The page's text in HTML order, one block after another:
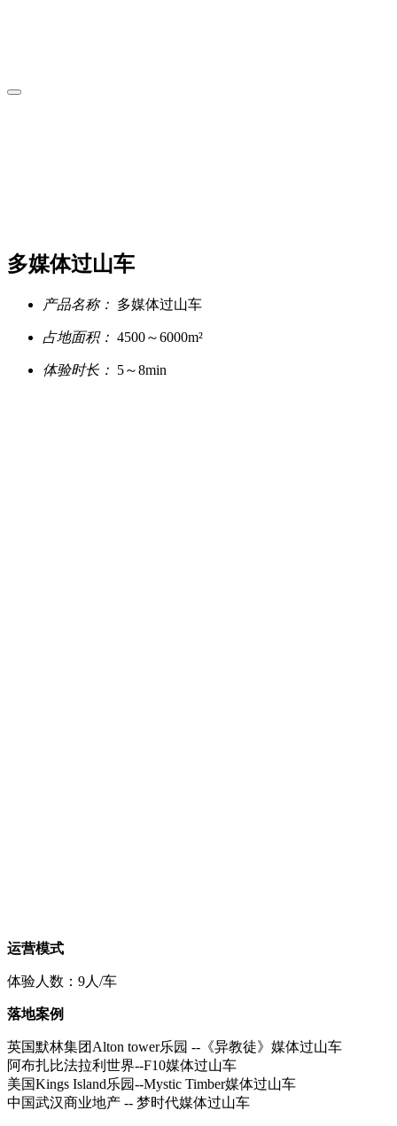
多媒体过山车
产品名称： 多媒体过山车
占地面积： 4500～6000m²
体验时长： 5～8min
运营模式
体验人数：9人/车
落地案例
英国默林集团Alton tower乐园 --《异教徒》媒体过山车
阿布扎比法拉利世界--F10媒体过山车
美国Kings Island乐园--Mystic Timber媒体过山车
中国武汉商业地产 -- 梦时代媒体过山车